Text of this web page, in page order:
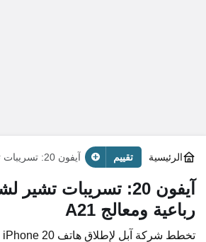
الرئيسية تقييم
آيفون 20:
آيفون 20: تسريبات
رباعية ومعالج A21